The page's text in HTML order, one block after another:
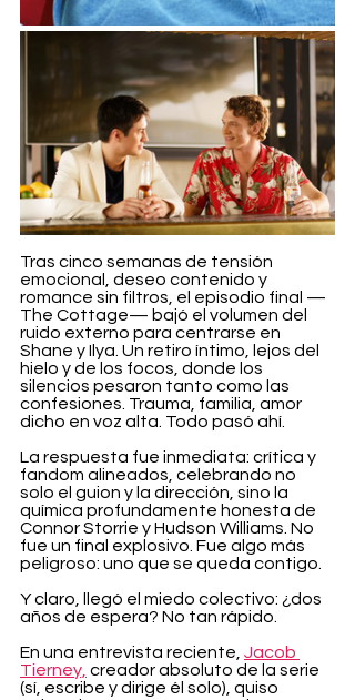
Tras cinco semanas de tensión
emocional, deseo contenido y
romance sin filtros, el episodio final —
The Cottage— bajó el volumen del
ruido externo para centrarse en
Shane y Ilya. Un retiro íntimo, lejos del
hielo y de los focos, donde los
silencios pesaron tanto como las
confesiones. Trauma, familia, amor
dicho en voz alta. Todo pasó ahí.
La respuesta fue inmediata: crítica y
fandom alineados, celebrando no
solo el guion y la dirección, sino la
química profundamente honesta de
Connor Storrie y Hudson Williams. No
fue un final explosivo. Fue algo más
peligroso: uno que se queda contigo.
Y claro, llegó el miedo colectivo: ¿dos
años de espera? No tan rápido.
En una entrevista reciente, Jacob
Tierney, creador absoluto de la serie
(sí, escribe y dirige él solo), quiso